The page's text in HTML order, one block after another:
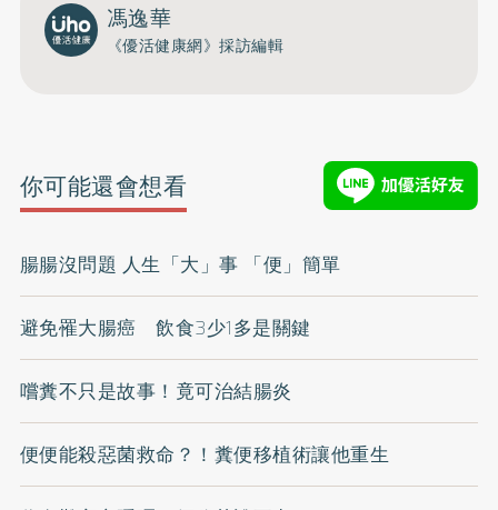
馮逸華
《優活健康網》採訪編輯
你可能還會想看
腸腸沒問題 人生「大」事 「便」簡單
避免罹大腸癌 飲食3少1多是關鍵
嚐糞不只是故事！竟可治結腸炎
便便能殺惡菌救命？！糞便移植術讓他重生